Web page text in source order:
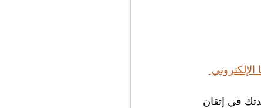
الإلكتروني
في إتقان